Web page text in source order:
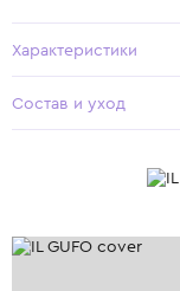
Характеристики
Состав и уход